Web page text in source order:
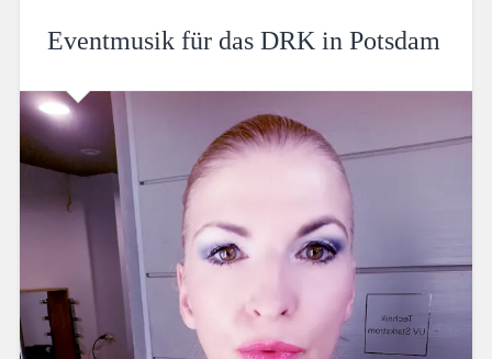
Eventmusik für das DRK in Potsdam